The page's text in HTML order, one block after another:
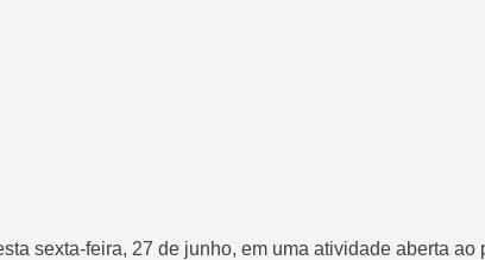
sexta-feira, 27 de junho, em uma atividade aberta ao